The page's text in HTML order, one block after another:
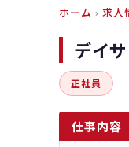
ホーム › 求人
デイ
正社員
仕事内容